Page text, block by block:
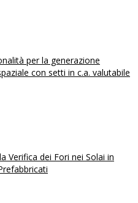
per la generazione
con setti in c.a. valutabile
Verifica dei Fori nei Solai in